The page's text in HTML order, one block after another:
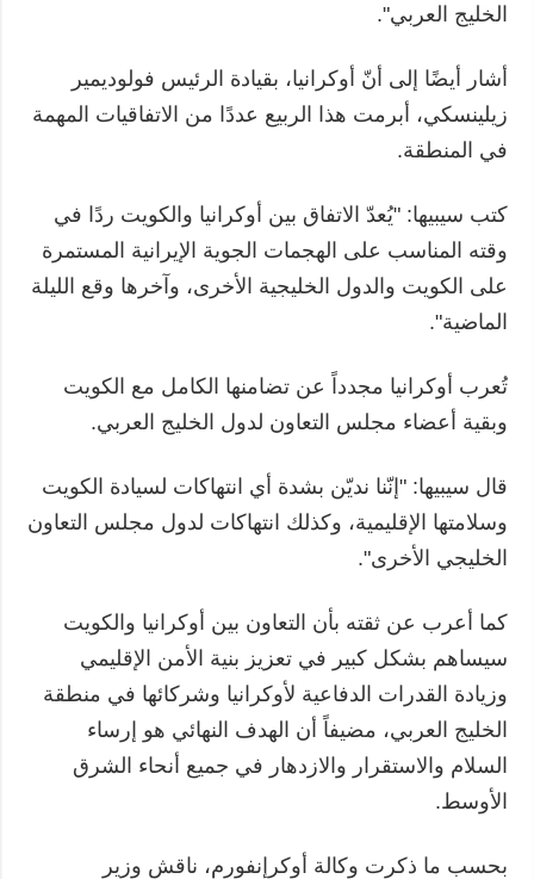
الخليج العربي".
أشار أيضًا إلى أنّ أوكرانيا، بقيادة الرئيس فولوديمير
زيلينسكي، أبرمت هذا الربيع عددًا من الاتفاقيات المهمة
في المنطقة.
كتب سيبيها: "يُعدّ الاتفاق بين أوكرانيا والكويت ردًا في
وقته المناسب على الهجمات الجوية الإيرانية المستمرة
على الكويت والدول الخليجية الأخرى، وآخرها وقع الليلة
الماضية".
تُعرب أوكرانيا مجدداً عن تضامنها الكامل مع الكويت
وبقية أعضاء مجلس التعاون لدول الخليج العربي.
قال سيبيها: "إنّنا نديّن بشدة أي انتهاكات لسيادة الكويت
وسلامتها الإقليمية، وكذلك انتهاكات لدول مجلس التعاون
الخليجي الأخرى".
كما أعرب عن ثقته بأن التعاون بين أوكرانيا والكويت
سيساهم بشكل كبير في تعزيز بنية الأمن الإقليمي
وزيادة القدرات الدفاعية لأوكرانيا وشركائها في منطقة
الخليج العربي، مضيفاً أن الهدف النهائي هو إرساء
السلام والاستقرار والازدهار في جميع أنحاء الشرق
الأوسط.
بحسب ما ذكرت وكالة أوكرإنفورم، ناقش وزير